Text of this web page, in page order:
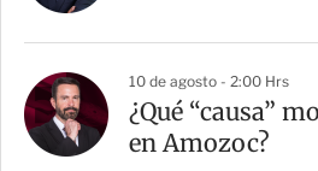
10 de agosto - 2:00 Hrs
¿Qué “causa”
en Amozoc?